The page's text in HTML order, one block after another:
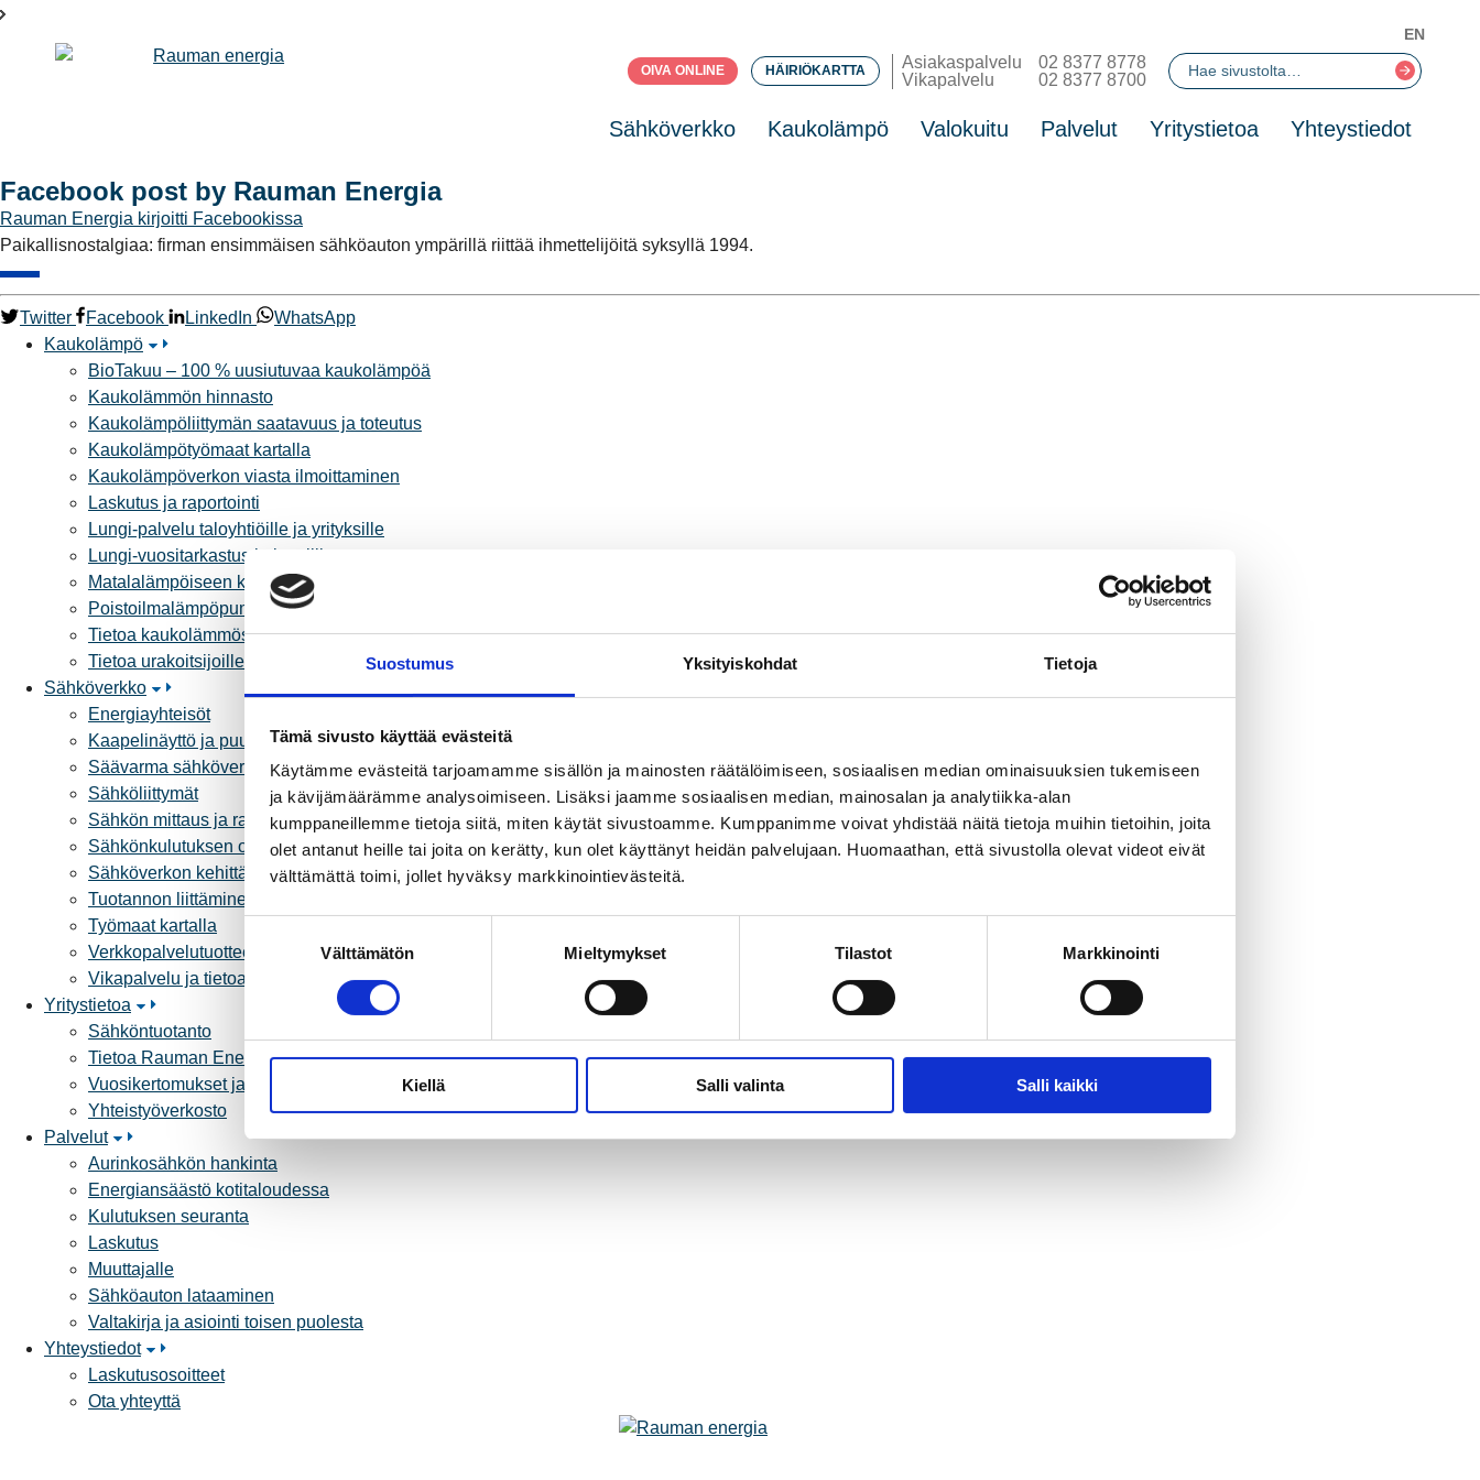
Suostumus Yksityiskohdat Tietoja
Tämä sivusto käyttää evästeitä
Käytämme evästeitä tarjoamamme sisällön ja mainosten räätälöimiseen, sosiaalisen median ominaisuuksien tukemiseen
ja kävijämäärämme analysoimiseen. Lisäksi jaamme sosiaalisen median, mainosalan ja analytiikka-alan
kumppaneillemme tietoja siitä, miten käytät sivustoamme. Kumppanimme voivat yhdistää näitä tietoja muihin tietoihin, joita
olet antanut heille tai joita on kerätty, kun olet käyttänyt heidän palvelujaan. Huomaathan, että sivustolla olevat videot eivät
välttämättä toimi, jollet hyväksy markkinointievästeitä.
u
o
u
m
k
s
e
n
l
i
Välttämätön Mieltymykset Tilastot Markkinointi
Kiellä Salli valinta Salli kaikki
OIVA ONLINE HÄIRIÖKARTTA Asiakaspalvelu
02 8377 8778
Vikapalvelu
02 8377 8700
Sähköverkko Kaukolämpö Valokuitu Palvelut Yritystietoa Yhteystiedot
EN
Facebook post by Rauman Energia
Rauman Energia kirjoitti Facebookissa
Paikallisnostalgiaa: firman ensimmäisen sähköauton ympärillä riittää ihmettelijöitä syksyllä 1994.
Twitter Facebook LinkedIn
WhatsApp
Kaukolämpö
BioTakuu – 100 % uusiutuvaa kaukolämpöä
Kaukolämmön hinnasto
Kaukolämpöliittymän saatavuus ja toteutus
Kaukolämpötyömaat kartalla
Kaukolämpöverkon viasta ilmoittaminen
Laskutus ja raportointi
Lungi-palvelu taloyhtiöille ja yrityksille
Lungi-vuositarkastus kuluttajille
Matalalämpöiseen kaukolämpöön siirtyminen
Poistoilmalämpöpumppu kaukolämpötaloon
Tietoa kaukolämmöstä
Tietoa urakoitsijoille
Sähköverkko
Energiayhteisöt
Kaapelinäyttö ja puunkaatoapu
Säävarma sähköverkko
Sähköliittymät
Sähkön mittaus ja raportointi
Sähkönkulutuksen ohjaus kiinteistössä
Sähköverkon kehittämissuunnitelma
Tuotannon liittäminen verkkoon
Työmaat kartalla
Verkkopalvelutuotteet ja hinnastot
Vikapalvelu ja tietoa jakeluhäiriöistä
Yritystietoa
Sähköntuotanto
Tietoa Rauman Energiasta
Vuosikertomukset ja asiakaslehti
Yhteistyöverkosto
Palvelut
Aurinkosähkön hankinta
Energiansäästö kotitaloudessa
Kulutuksen seuranta
Laskutus
Muuttajalle
Sähköauton lataaminen
Valtakirja ja asiointi toisen puolesta
Yhteystiedot
Laskutusosoitteet
Ota yhteyttä